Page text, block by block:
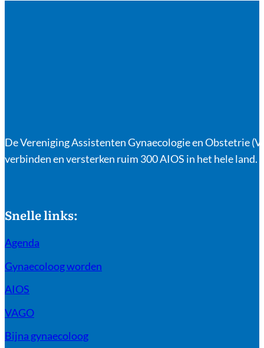
De Vereniging Assistenten Gynaecologie en Obstetrie
verbinden en versterken ruim 300 AIOS in het hele land.
Snelle links:
Agenda
Gynaecoloog worden
AIOS
VAGO
Bijna gynaecoloog